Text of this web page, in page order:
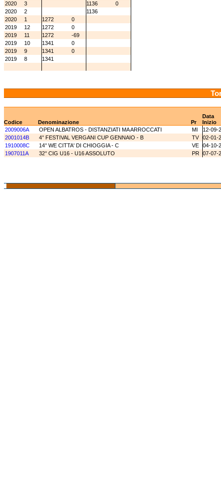
2020
3 1136
0
2020
2
1136
2020
1 1272
0
2019
12 1272
0
2019
11 1272
-69
2019
10 1341
0
2019
9 1341
0
2019
8 1341
Data
Codice
Denominazione Pr
Inizio
2009006A
OPEN ALBATROS - DISTANZIATI MA ARROCCATI MI
12-09-
2001014B
4° FESTIVAL VERGANI CUP GENNAIO - B TV
02-01-
1910008C
14° WE CITTA' DI CHIOGGIA - C VE
04-10-
1907011A
32° CIG U16 - U16 ASSOLUTO PR 07-07-